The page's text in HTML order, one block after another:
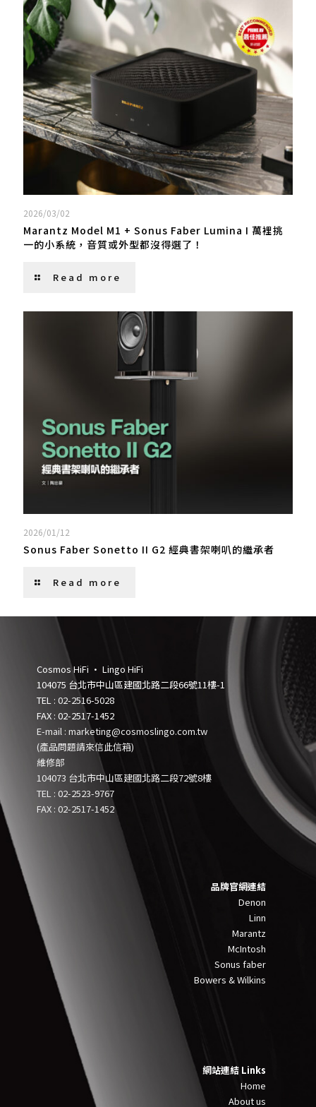
2026/03/02
Marantz Model M1 + Sonus Faber Lumina I 萬裡挑
一的小系統，音質或外型都沒得選了！
Read more
2026/01/12
Sonus Faber Sonetto II G2 經典書架喇叭的繼承者
Read more
Cosmos HiFi • Lingo HiFi
104075 台北市中山區建國北路二段66號11樓-1
TEL :02-2516-5028
FAX : 02-2517-1452
E-mail : marketing@cosmoslingo.com.tw
(產品問題請來信此信箱)
維修部
104073 台北市中山區建國北路二段72號8樓
TEL :02-2523-9767
FAX : 02-2517-1452
品牌官網連結
Denon
Linn
Marantz
McIntosh
Sonus faber
Bowers & Wilkins
網站連結 Links
Home
About us